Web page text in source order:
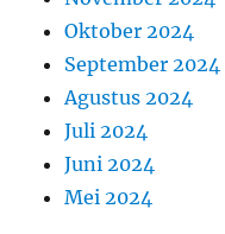
Oktober 2024
September 2024
Agustus 2024
Juli 2024
Juni 2024
Mei 2024